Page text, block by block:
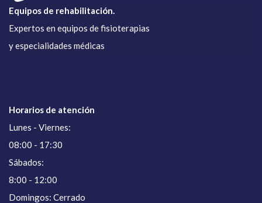
Equipos de rehabilitación.
Expertos en equipos de fisioterapias
y especialidades médicas
Horarios de atención
Lunes - Viernes:
08:00 - 17:30
Sábados:
8:00 - 12:00
Domingos: Cerrado